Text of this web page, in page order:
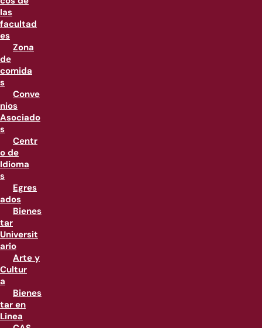
las
facultad
es
Zona
de
comida
s
Conve
nios
Asociado
s
Centr
o de
Idioma
s
Egres
ados
Bienes
tar
Universit
ario
Arte y
Cultur
a
Bienes
tar en
Linea